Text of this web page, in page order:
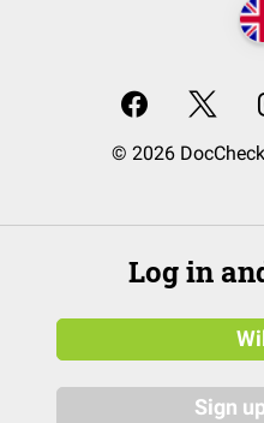
© 2026
Log in
Sign